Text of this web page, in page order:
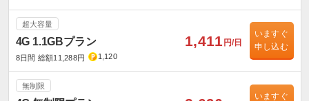
超大容量
4G 1.1GBプラン
8日間 総額11,288円 1,120
1,411 円/日
いますぐ
申し込む
無制限
いますぐ